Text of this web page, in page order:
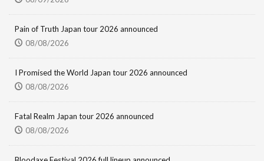
Pain of Truth Japan tour 2026 announced
08/08/2026
I Promised the World Japan tour 2026 announced
08/08/2026
Fatal Realm Japan tour 2026 announced
08/08/2026